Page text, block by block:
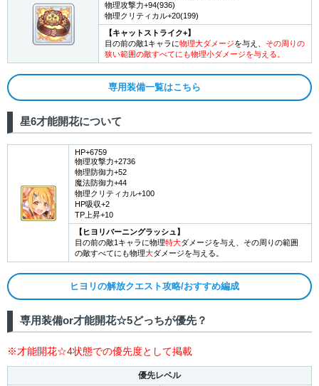
12
14
16
17
20
物理攻撃力+94(936)
物理クリティカル+20(199)
【キャットストライク+】
目の前の敵1キャラに物理大ダメージを与え、 その周りの
狭い範囲の敵すべてにも物理小ダメージを与える。
専用装備一覧はこちら
星6才能開花について
HP+6759
物理攻撃力+2736
物理防御力+52
魔法防御力+44
物理クリティカル+100
HP吸収+2
TP上昇+10
【ヒヨリバーニングラッシュ】
目の前の敵1キャラに物理特大ダメージを与え、その周りの範囲
の敵すべてにも物理大ダメージを与える。
ヒヨリの解放クエスト攻略/おすすめ編成
専用装備or才能開花☆5どっちが優先？
※才能開花☆4状態での優先度として掲載
優先レベル